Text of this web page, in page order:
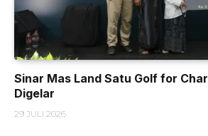
Sinar Mas Land Satu Golf for
Digelar
29 JULI 2026